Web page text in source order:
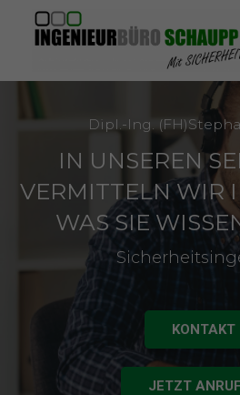
Dipl.-Ing.
IN UNSEREN
VERMITTELN WIR
WAS SIE
KONTAKT
JETZT